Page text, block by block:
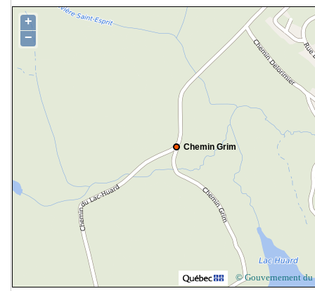
Chemin Grim
+
−
© Gouvernement du